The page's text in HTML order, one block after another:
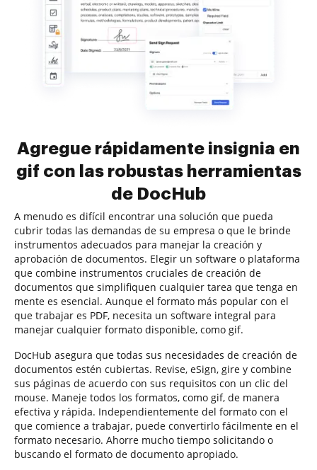
Agregue rápidamente insignia en
gif con las robustas herramientas
de DocHub
A menudo es difícil encontrar una solución que pueda
cubrir todas las demandas de su empresa o que le brinde
instrumentos adecuados para manejar la creación y
aprobación de documentos. Elegir un software o plataforma
que combine instrumentos cruciales de creación de
documentos que simplifiquen cualquier tarea que tenga en
mente es esencial. Aunque el formato más popular con el
que trabajar es PDF, necesita un software integral para
manejar cualquier formato disponible, como gif.
DocHub asegura que todas sus necesidades de creación de
documentos estén cubiertas. Revise, eSign, gire y combine
sus páginas de acuerdo con sus requisitos con un clic del
mouse. Maneje todos los formatos, como gif, de manera
efectiva y rápida. Independientemente del formato con el
que comience a trabajar, puede convertirlo fácilmente en el
formato necesario. Ahorre mucho tiempo solicitando o
buscando el formato de documento apropiado.